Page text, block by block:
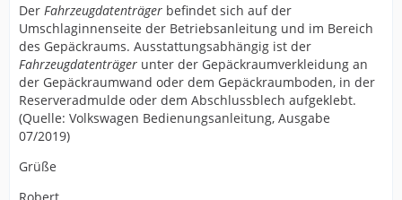
Der Fahrzeugdatenträger befindet sich auf der
Umschlaginnenseite der Betriebsanleitung und im Bereich
des Gepäckraums. Ausstattungsabhängig ist der
Fahrzeugdatenträger unter der Gepäckraumverkleidung an
der Gepäckraumwand oder dem Gepäckraumboden, in der
Reserveradmulde oder dem Abschlussblech aufgeklebt.
(Quelle: Volkswagen Bedienungsanleitung, Ausgabe
07/2019)
Grüße